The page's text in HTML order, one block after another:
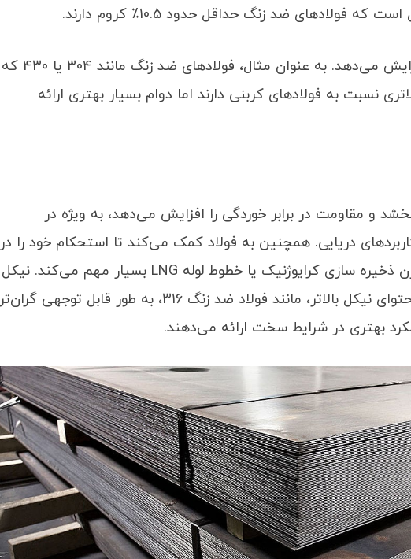
ضد زنگ حداقل حدود 10.5٪ کروم دارند.
با این حال، افزودن کروم هزینه را نیز افزایش می‌دهد. به عنوان مثال، فولادهای ضد زنگ مانند 304 یا 430 که
بالاتری نسبت به فولادهای کربنی دارند اما دوام بسیار بهتری ارائه
و مقاومت در برابر خوردگی را افزایش می‌دهد، به ویژه در
دریایی. همچنین به فولاد کمک می‌کند تا استحکام خود را در
دماهای پایین حفظ کند و آن را برای مخازن ذخیره‌ سازی کرایوژنیک یا خطوط لوله LNG بسیار مهم می‌کند. نیکل
نسبتاً گران است، بنابراین فولادهایی با محتوای نیکل بالاتر، مانند فولاد ضد زنگ 316، به طور قابل توجهی گران‌تر
بهتری در شرایط سخت ارائه می‌دهند.